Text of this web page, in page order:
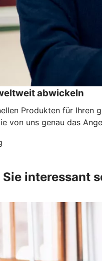
abwickeln
Produkten für Ihren
von uns genau das
interessant